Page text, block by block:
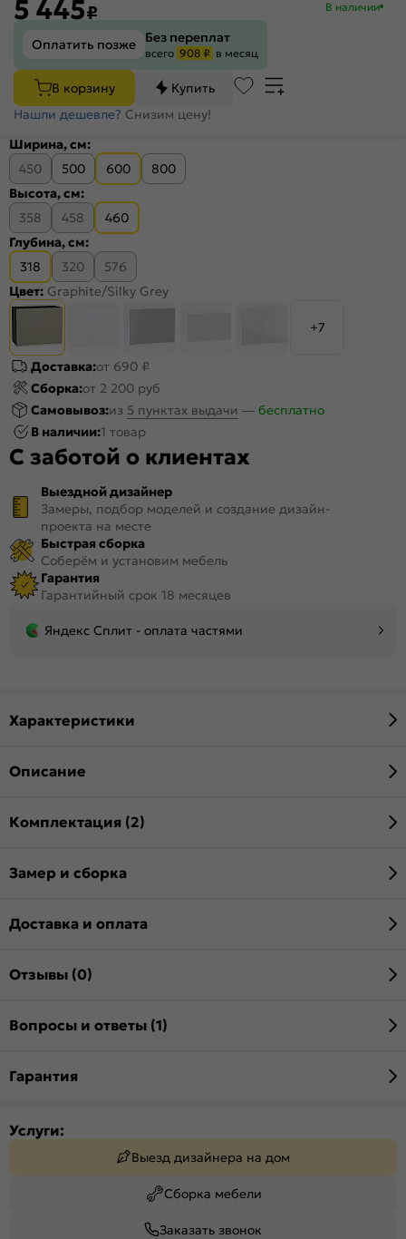
5 445₽ В наличии
Оплатить позже Без переплат
всего 908 ₽ в месяц
В корзину
Купить
Нашли дешевле? Снизим цену!
Ширина, см:
450
500 600
800
Высота, см:
358
458
460
Глубина, см:
318
320
576
Цвет: Graphite/Silky Grey
+7
Доставка:от 690 ₽
Сборка:от 2 200 руб
Самовывоз:из 5 пунктах выдачи — бесплатно
В наличии:1 товар
С заботой о клиентах
Выездной дизайнер
Замеры, подбор моделей и создание дизайн-
проекта на месте
Быстрая сборка
Соберём и установим мебель
Гарантия
Гарантийный срок 18 месяцев
Яндекс Сплит - оплата частями
Характеристики
Описание
Комплектация (2)
Замер и сборка
Доставка и оплата
Отзывы (0)
Вопросы и ответы (1)
Гарантия
Услуги:
Выезд дизайнера на дом
Сборка мебели
Заказать звонок